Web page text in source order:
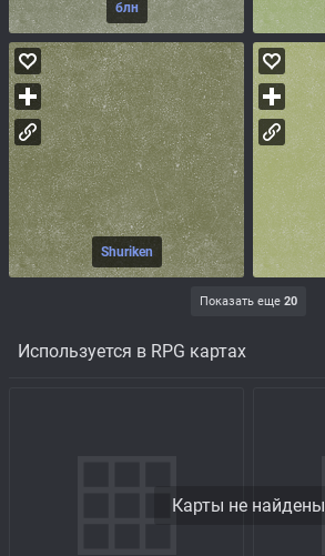
блн
Shuriken
Показать еще 20
Используется в RPG картах
Карты не найдены